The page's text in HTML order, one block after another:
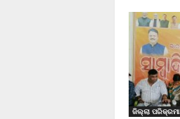
ଜିଲ୍ଲା ପରିକ୍ରମା